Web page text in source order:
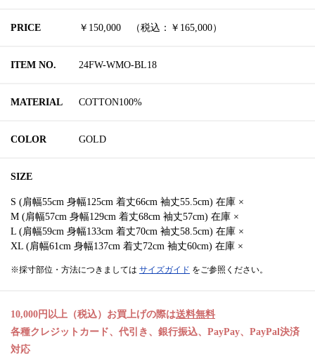
PRICE ￥150,000 （税込：￥165,000）
ITEM NO. 24FW-WMO-BL18
MATERIAL COTTON100%
COLOR GOLD
SIZE
S (肩幅55cm 身幅125cm 着丈66cm 袖丈55.5cm) 在庫 ×
M (肩幅57cm 身幅129cm 着丈68cm 袖丈57cm) 在庫 ×
L (肩幅59cm 身幅133cm 着丈70cm 袖丈58.5cm) 在庫 ×
XL (肩幅61cm 身幅137cm 着丈72cm 袖丈60cm) 在庫 ×
※採寸部位・方法につきましては サイズガイド をご参照ください。
10,000円以上（税込）お買上げの際は送料無料
各種クレジットカード、代引き、銀行振込、PayPay、PayPal決済
対応